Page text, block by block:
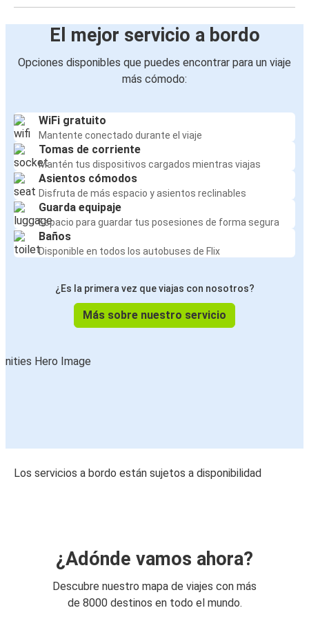
El mejor servicio a bordo
Opciones disponibles que puedes encontrar para un viaje
más cómodo:
WiFi gratuito
Mantente conectado durante el viaje
Tomas de corriente
Mantén tus dispositivos cargados mientras viajas
Asientos cómodos
Disfruta de más espacio y asientos reclinables
Guarda equipaje
Espacio para guardar tus posesiones de forma segura
Baños
Disponible en todos los autobuses de Flix
¿Es la primera vez que viajas con nosotros?
Más sobre nuestro servicio
Los servicios a bordo están sujetos a disponibilidad
¿Adónde vamos ahora?
Descubre nuestro mapa de viajes con más
de 8000 destinos en todo el mundo.